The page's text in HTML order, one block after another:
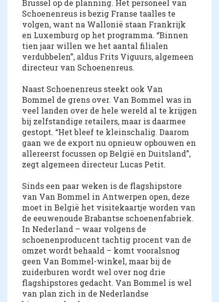
Brussel op de planning. Het personeel van
Schoenenreus is bezig Franse taalles te
volgen, want na Wallonië staan Frankrijk
en Luxemburg op het programma. “Binnen
tien jaar willen we het aantal filialen
verdubbelen”, aldus Frits Viguurs, algemeen
directeur van Schoenenreus.
Naast Schoenenreus steekt ook Van
Bommel de grens over. Van Bommel was in
veel landen over de hele wereld al te krijgen
bij zelfstandige retailers, maar is daarmee
gestopt. “Het bleef te kleinschalig. Daarom
gaan we de export nu opnieuw opbouwen en
allereerst focussen op België en Duitsland”,
zegt algemeen directeur Lucas Petit.
Sinds een paar weken is de flagshipstore
van Van Bommel in Antwerpen open, deze
moet in België het visitekaartje worden van
de eeuwenoude Brabantse schoenenfabriek.
In Nederland – waar volgens de
schoenenproducent tachtig procent van de
omzet wordt behaald – komt vooralsnog
geen Van Bommel-winkel, maar bij de
zuiderburen wordt wel over nog drie
flagshipstores gedacht. Van Bommel is wel
van plan zich in de Nederlandse